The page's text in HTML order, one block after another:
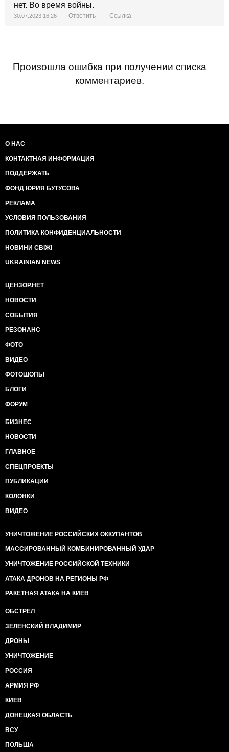
нет. Во время войны.
30.07.2023 16:26 Ответить Ссылка
Произошла ошибка при получении списка
комментариев.
О НАС
КОНТАКТНАЯ ИНФОРМАЦИЯ
ПОДДЕРЖАТЬ
ФОНД ЮРИЯ БУТУСОВА
РЕКЛАМА
УСЛОВИЯ ПОЛЬЗОВАНИЯ
ПОЛИТИКА КОНФИДЕНЦИАЛЬНОСТИ
НОВИНИ СВІЖІ
UKRAINIAN NEWS
ЦЕНЗОР.НЕТ
НОВОСТИ
СОБЫТИЯ
РЕЗОНАНС
ФОТО
ВИДЕО
ФОТОШОПЫ
БЛОГИ
ФОРУМ
БИЗНЕС
НОВОСТИ
ГЛАВНОЕ
СПЕЦПРОЕКТЫ
ПУБЛИКАЦИИ
КОЛОНКИ
ВИДЕО
УНИЧТОЖЕНИЕ РОССИЙСКИХ ОККУПАНТОВ
МАССИРОВАННЫЙ КОМБИНИРОВАННЫЙ УДАР
УНИЧТОЖЕНИЕ РОССИЙСКОЙ ТЕХНИКИ
АТАКА ДРОНОВ НА РЕГИОНЫ РФ
РАКЕТНАЯ АТАКА НА КИЕВ
ОБСТРЕЛ
ЗЕЛЕНСКИЙ ВЛАДИМИР
ДРОНЫ
УНИЧТОЖЕНИЕ
РОССИЯ
АРМИЯ РФ
КИЕВ
ДОНЕЦКАЯ ОБЛАСТЬ
ВСУ
ПОЛЬША